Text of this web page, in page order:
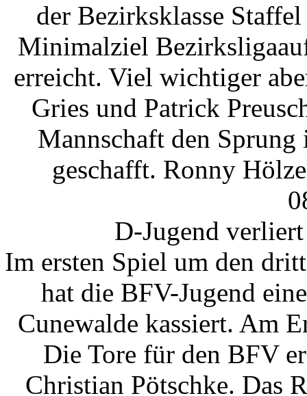
der Bezirksklasse
Minimalziel
erreicht. Viel wichtiger
Gries und Patrick
Mannschaft den Sprung
geschafft. Ronny
D-Jugend
Im ersten Spiel um den
hat die BFV-Jugend
Cunewalde kassiert. Am
Die Tore für den BFV
Christian Pötschke. Das